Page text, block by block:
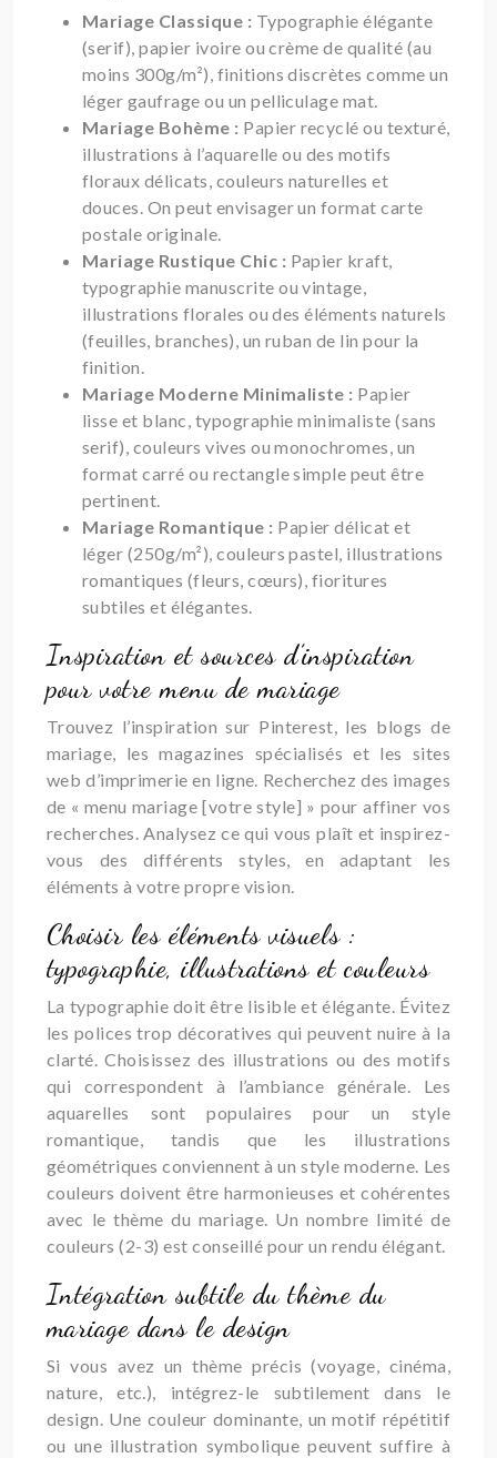
Mariage Classique : Typographie élégante
(serif), papier ivoire ou crème de qualité (au
moins 300g/m²), finitions discrètes comme un
léger gaufrage ou un pelliculage mat.
Mariage Bohème : Papier recyclé ou texturé,
illustrations à l’aquarelle ou des motifs
floraux délicats, couleurs naturelles et
douces. On peut envisager un format carte
postale originale.
Mariage Rustique Chic : Papier kraft,
typographie manuscrite ou vintage,
illustrations florales ou des éléments naturels
(feuilles, branches), un ruban de lin pour la
finition.
Mariage Moderne Minimaliste : Papier
lisse et blanc, typographie minimaliste (sans
serif), couleurs vives ou monochromes, un
format carré ou rectangle simple peut être
pertinent.
Mariage Romantique : Papier délicat et
léger (250g/m²), couleurs pastel, illustrations
romantiques (fleurs, cœurs), fioritures
subtiles et élégantes.
Inspiration et sources d’inspiration
pour votre menu de mariage
Trouvez l’inspiration sur Pinterest, les blogs de
mariage, les magazines spécialisés et les sites
web d’imprimerie en ligne. Recherchez des images
de « menu mariage [votre style] » pour affiner vos
recherches. Analysez ce qui vous plaît et inspirez-
vous des différents styles, en adaptant les
éléments à votre propre vision.
Choisir les éléments visuels :
typographie, illustrations et couleurs
La typographie doit être lisible et élégante. Évitez
les polices trop décoratives qui peuvent nuire à la
clarté. Choisissez des illustrations ou des motifs
qui correspondent à l’ambiance générale. Les
aquarelles sont populaires pour un style
romantique, tandis que les illustrations
géométriques conviennent à un style moderne. Les
couleurs doivent être harmonieuses et cohérentes
avec le thème du mariage. Un nombre limité de
couleurs (2-3) est conseillé pour un rendu élégant.
Intégration subtile du thème du
mariage dans le design
Si vous avez un thème précis (voyage, cinéma,
nature, etc.), intégrez-le subtilement dans le
design. Une couleur dominante, un motif répétitif
ou une illustration symbolique peuvent suffire à